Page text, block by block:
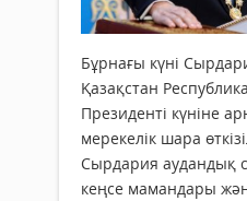
Бұрнағы күні
Қазақстан
Президенті күніне
мерекелік шара
Сырдария аудандық
кеңсе мамандары